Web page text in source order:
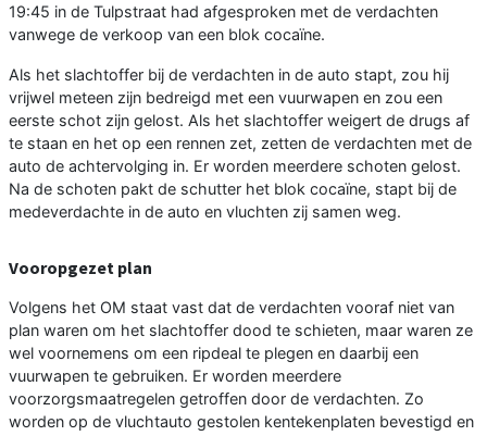
19:45 in de Tulpstraat had afgesproken met de verdachten
vanwege de verkoop van een blok cocaïne.
Als het slachtoffer bij de verdachten in de auto stapt, zou hij
vrijwel meteen zijn bedreigd met een vuurwapen en zou een
eerste schot zijn gelost. Als het slachtoffer weigert de drugs af
te staan en het op een rennen zet, zetten de verdachten met de
auto de achtervolging in. Er worden meerdere schoten gelost.
Na de schoten pakt de schutter het blok cocaïne, stapt bij de
medeverdachte in de auto en vluchten zij samen weg.
Vooropgezet plan
Volgens het OM staat vast dat de verdachten vooraf niet van
plan waren om het slachtoffer dood te schieten, maar waren ze
wel voornemens om een ripdeal te plegen en daarbij een
vuurwapen te gebruiken. Er worden meerdere
voorzorgsmaatregelen getroffen door de verdachten. Zo
worden op de vluchtauto gestolen kentekenplaten bevestigd en